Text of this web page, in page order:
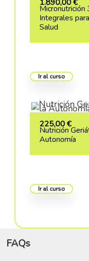
1.890,00€
Micronutrición
Integrales
Salud
Ir al curso
225,00€
Nutrición
Autonomía
Ir al curso
FAQs